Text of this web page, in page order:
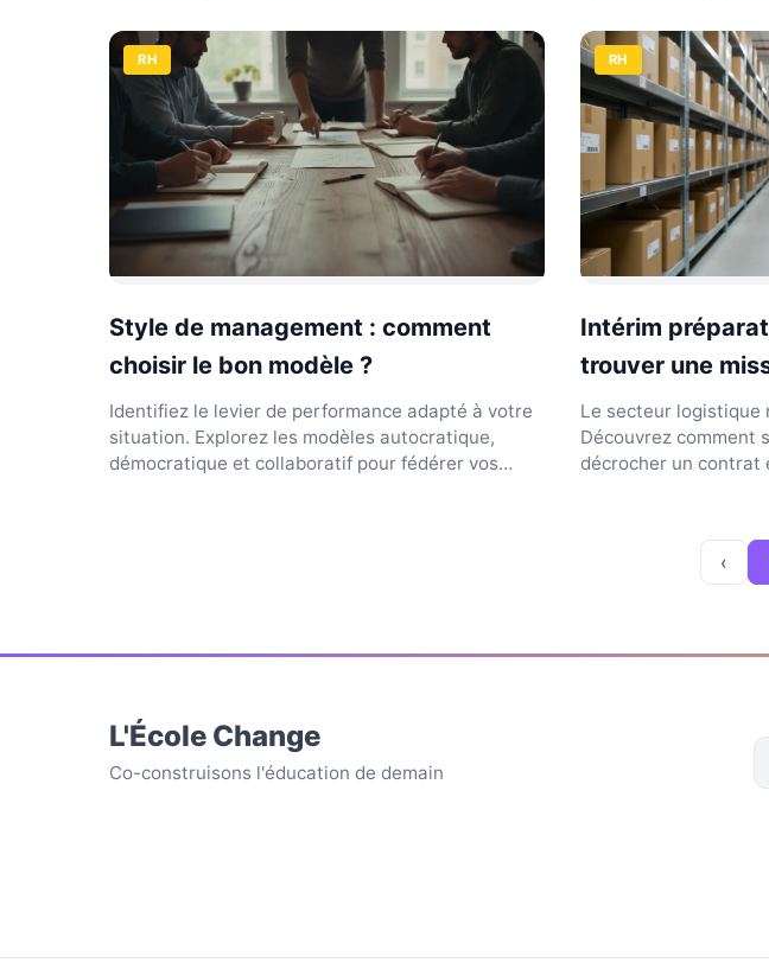
RH
Style de management : comment
choisir le bon modèle ?
Identifiez le levier de performance adapté à votre
situation. Explorez les modèles autocratique,
démocratique et collaboratif pour fédérer vos
RH
Intérim
trouver une
Le secteur logistique
Découvrez comment
décrocher un contrat
‹
L'École Change
Co-construisons l'éducation de demain